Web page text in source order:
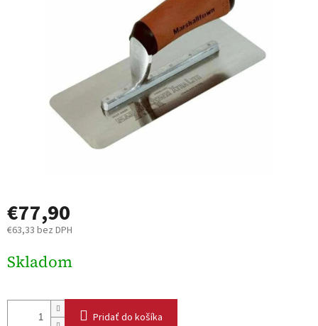
€77,90
€63,33 bez DPH
cena:
Skladom
Pridať do košíka